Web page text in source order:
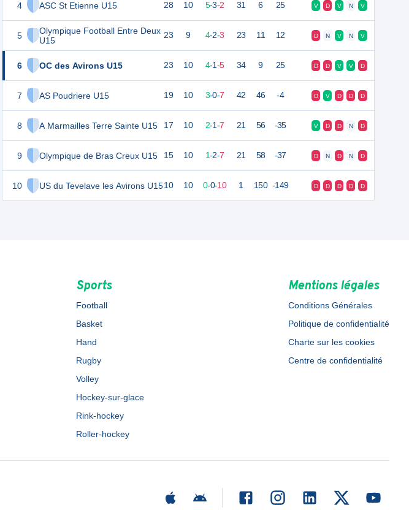
4 ASC St Etienne U15
5
Olympique Football Entre Deux
U15
6 OC des Avirons U15
7 AS Poudriere U15
8 A Marmailles Terre Sainte U15
9 Olympique de Bras Creux U15
10 US du Tevelave les Avirons U15
28 10 5-3-2 31 6 25 V D V N V
23 9 4-2-3 23 11 12 D N V N V
23 10 4-1-5 34 9 25 D D V V D
19 10 3-0-7 42 46 -4 D V D D D
17 10 2-1-7 21 56 -35 V D D N D
15 10 1-2-7 21 58 -37 D N D N D
10 10 0-0-10 1 150 -149 D D D D D
Sports
Football
Basket
Hand
Rugby
Volley
Hockey-sur-glace
Rink-hockey
Roller-hockey
Mentions légales
Conditions Générales
Politique de confidentialité
Charte sur les cookies
Centre de confidentialité